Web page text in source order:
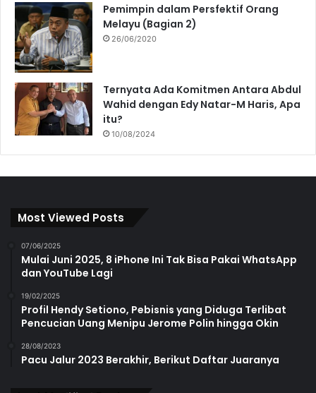
Pemimpin dalam Persfektif Orang
Melayu (Bagian 2)
26/06/2020
Ternyata Ada Komitmen Antara Abdul
Wahid dengan Edy Natar-M Haris, Apa
itu?
10/08/2024
Most Viewed Posts
07/06/2025
Mulai Juni 2025, 8 iPhone Ini Tak Bisa Pakai WhatsApp
dan YouTube Lagi
19/02/2025
Profil Hendy Setiono, Pebisnis yang Diduga Terlibat
Pencucian Uang Menipu Jerome Polin hingga Okin
28/08/2023
Pacu Jalur 2023 Berakhir, Berikut Daftar Juaranya